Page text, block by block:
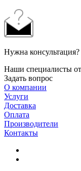
Нужна консультация?
Наши специалисты
Задать вопрос
О компании
Услуги
Доставка
Оплата
Производители
Контакты